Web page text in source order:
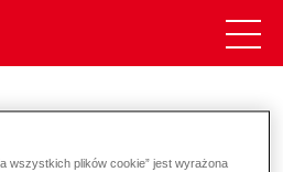
wszystkich plików cookie” jest wyrażona